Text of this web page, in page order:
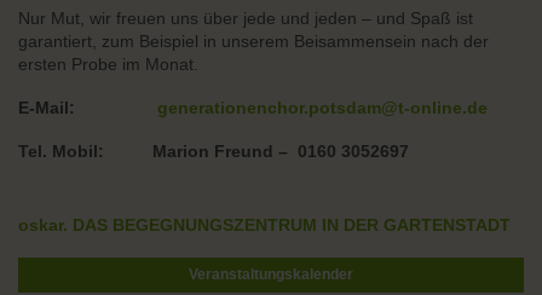
Nur Mut, wir freuen uns über jede und jeden – und Spaß ist
garantiert, zum Beispiel in unserem Beisammensein nach der
ersten Probe im Monat.
E-Mail: generationenchor.potsdam@t-online.de
Tel. Mobil: Marion Freund – 0160 3052697
oskar. DAS BEGEGNUNGSZENTRUM IN DER GARTENSTADT
Veranstaltungskalender